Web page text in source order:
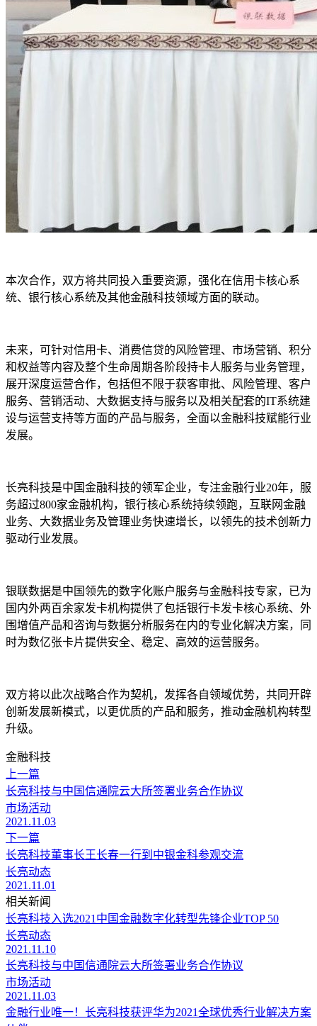
本次合作，双方将共同投入重要资源，强化在信用卡核心系
统、银行核心系统及其他金融科技领域方面的联动。
未来，可针对信用卡、消费信贷的风险管理、市场营销、积分
和权益等内容及整个生命周期各阶段持卡人服务与业务管理，
展开深度运营合作，包括但不限于获客审批、风险管理、客户
服务、营销活动、大数据支持与服务以及相关配套的IT系统建
设与运营支持等方面的产品与服务，全面以金融科技赋能行业
发展。
长亮科技是中国金融科技的领军企业，专注金融行业20年，服
务超过800家金融机构，银行核心系统持续领跑，互联网金融
业务、大数据业务及管理业务快速增长，以领先的技术创新力
驱动行业发展。
银联数据是中国领先的数字化账户服务与金融科技专家，已为
国内外两百余家发卡机构提供了包括银行卡发卡核心系统、外
围增值产品和咨询与数据分析服务在内的专业化解决方案，同
时为数亿张卡片提供安全、稳定、高效的运营服务。
双方将以此次战略合作为契机，发挥各自领域优势，共同开辟
创新发展新模式，以更优质的产品和服务，推动金融机构转型
升级。
金融科技
上一篇
长亮科技与中国信通院云大所签署业务合作协议
市场活动
2021.11.03
下一篇
长亮科技董事长王长春一行到中银金科参观交流
长亮动态
2021.11.01
相关新闻
长亮科技入选2021中国金融数字化转型先锋企业TOP 50
长亮动态
2021.11.10
长亮科技与中国信通院云大所签署业务合作协议
市场活动
2021.11.03
金融行业唯一！长亮科技获评华为2021全球优秀行业解决方案